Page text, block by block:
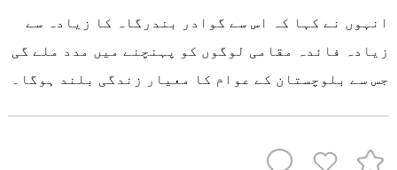
انہوں نے کہا کہ اس سے گوادر بندرگاہ کا زیادہ سے
زیادہ فائدہ مقامی لوگوں کو پہنچنے میں مدد ملے گی
جس سے بلوچستان کے عوام کا معیار زندگی بلند ہوگا۔